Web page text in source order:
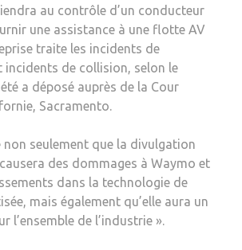
au contrôle d’un conducteur
une assistance à une flotte AV
traite les incidents de
incidents de collision, selon le
a déposé auprès de la Cour
Sacramento.
seulement que la divulgation
des dommages à Waymo et
dans la technologie de
mais également qu’elle aura un
l’ensemble de l’industrie ».